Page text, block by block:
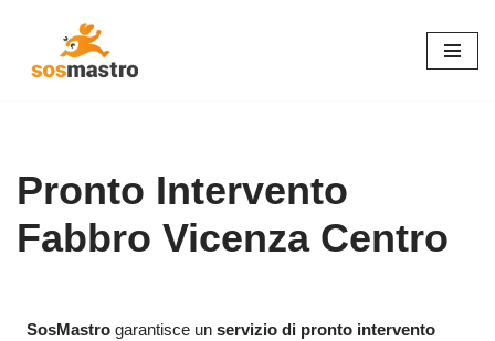
Pronto Intervento
Fabbro Vicenza Centro
SosMastro garantisce unservizio di pronto intervento